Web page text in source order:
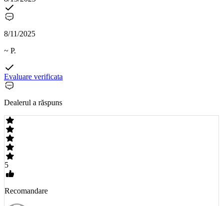
8/11/2025
~ P.
Evaluare verificata
Dealerul a răspuns
5
Recomandare